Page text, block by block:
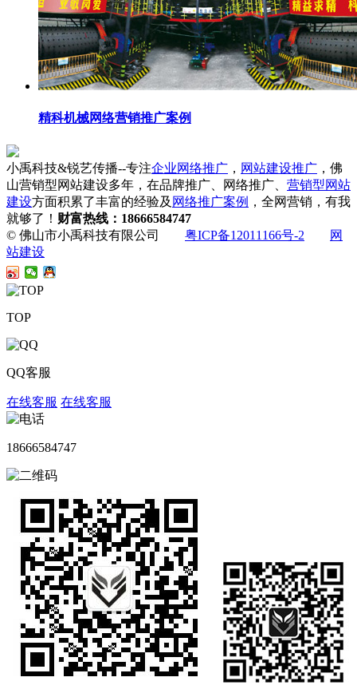
精科机械网络营销推广案例
小禹科技&锐艺传播--专注企业网络推广 ， 网站建设推广 ，佛
山营销型网站建设多年，在品牌推广、网络推广、 营销型网站
建设方面积累了丰富的经验及 网络推广案例 ，全网营销，有我
就够了！ 财富热线：18666584747
© 佛山市小禹科技有限公司 粤ICP备12011166号-2
网
站建设
TOP
QQ客服
在线客服 在线客服
18666584747